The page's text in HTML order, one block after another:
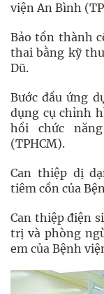
viện An Bình
Bảo tồn thành
thai bằng kỹ
Dũ.
Bước đầu ứng
dụng cụ chỉnh
hồi chức
(TPHCM).
Can thiệp dị
tiêm cồn của
Can thiệp điện
trị và phòng
em của Bệnh